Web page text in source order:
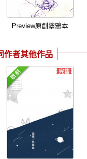
Preview原創塗鴉本
作者其他作品